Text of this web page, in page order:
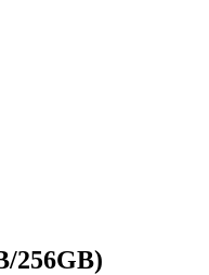
256GB)